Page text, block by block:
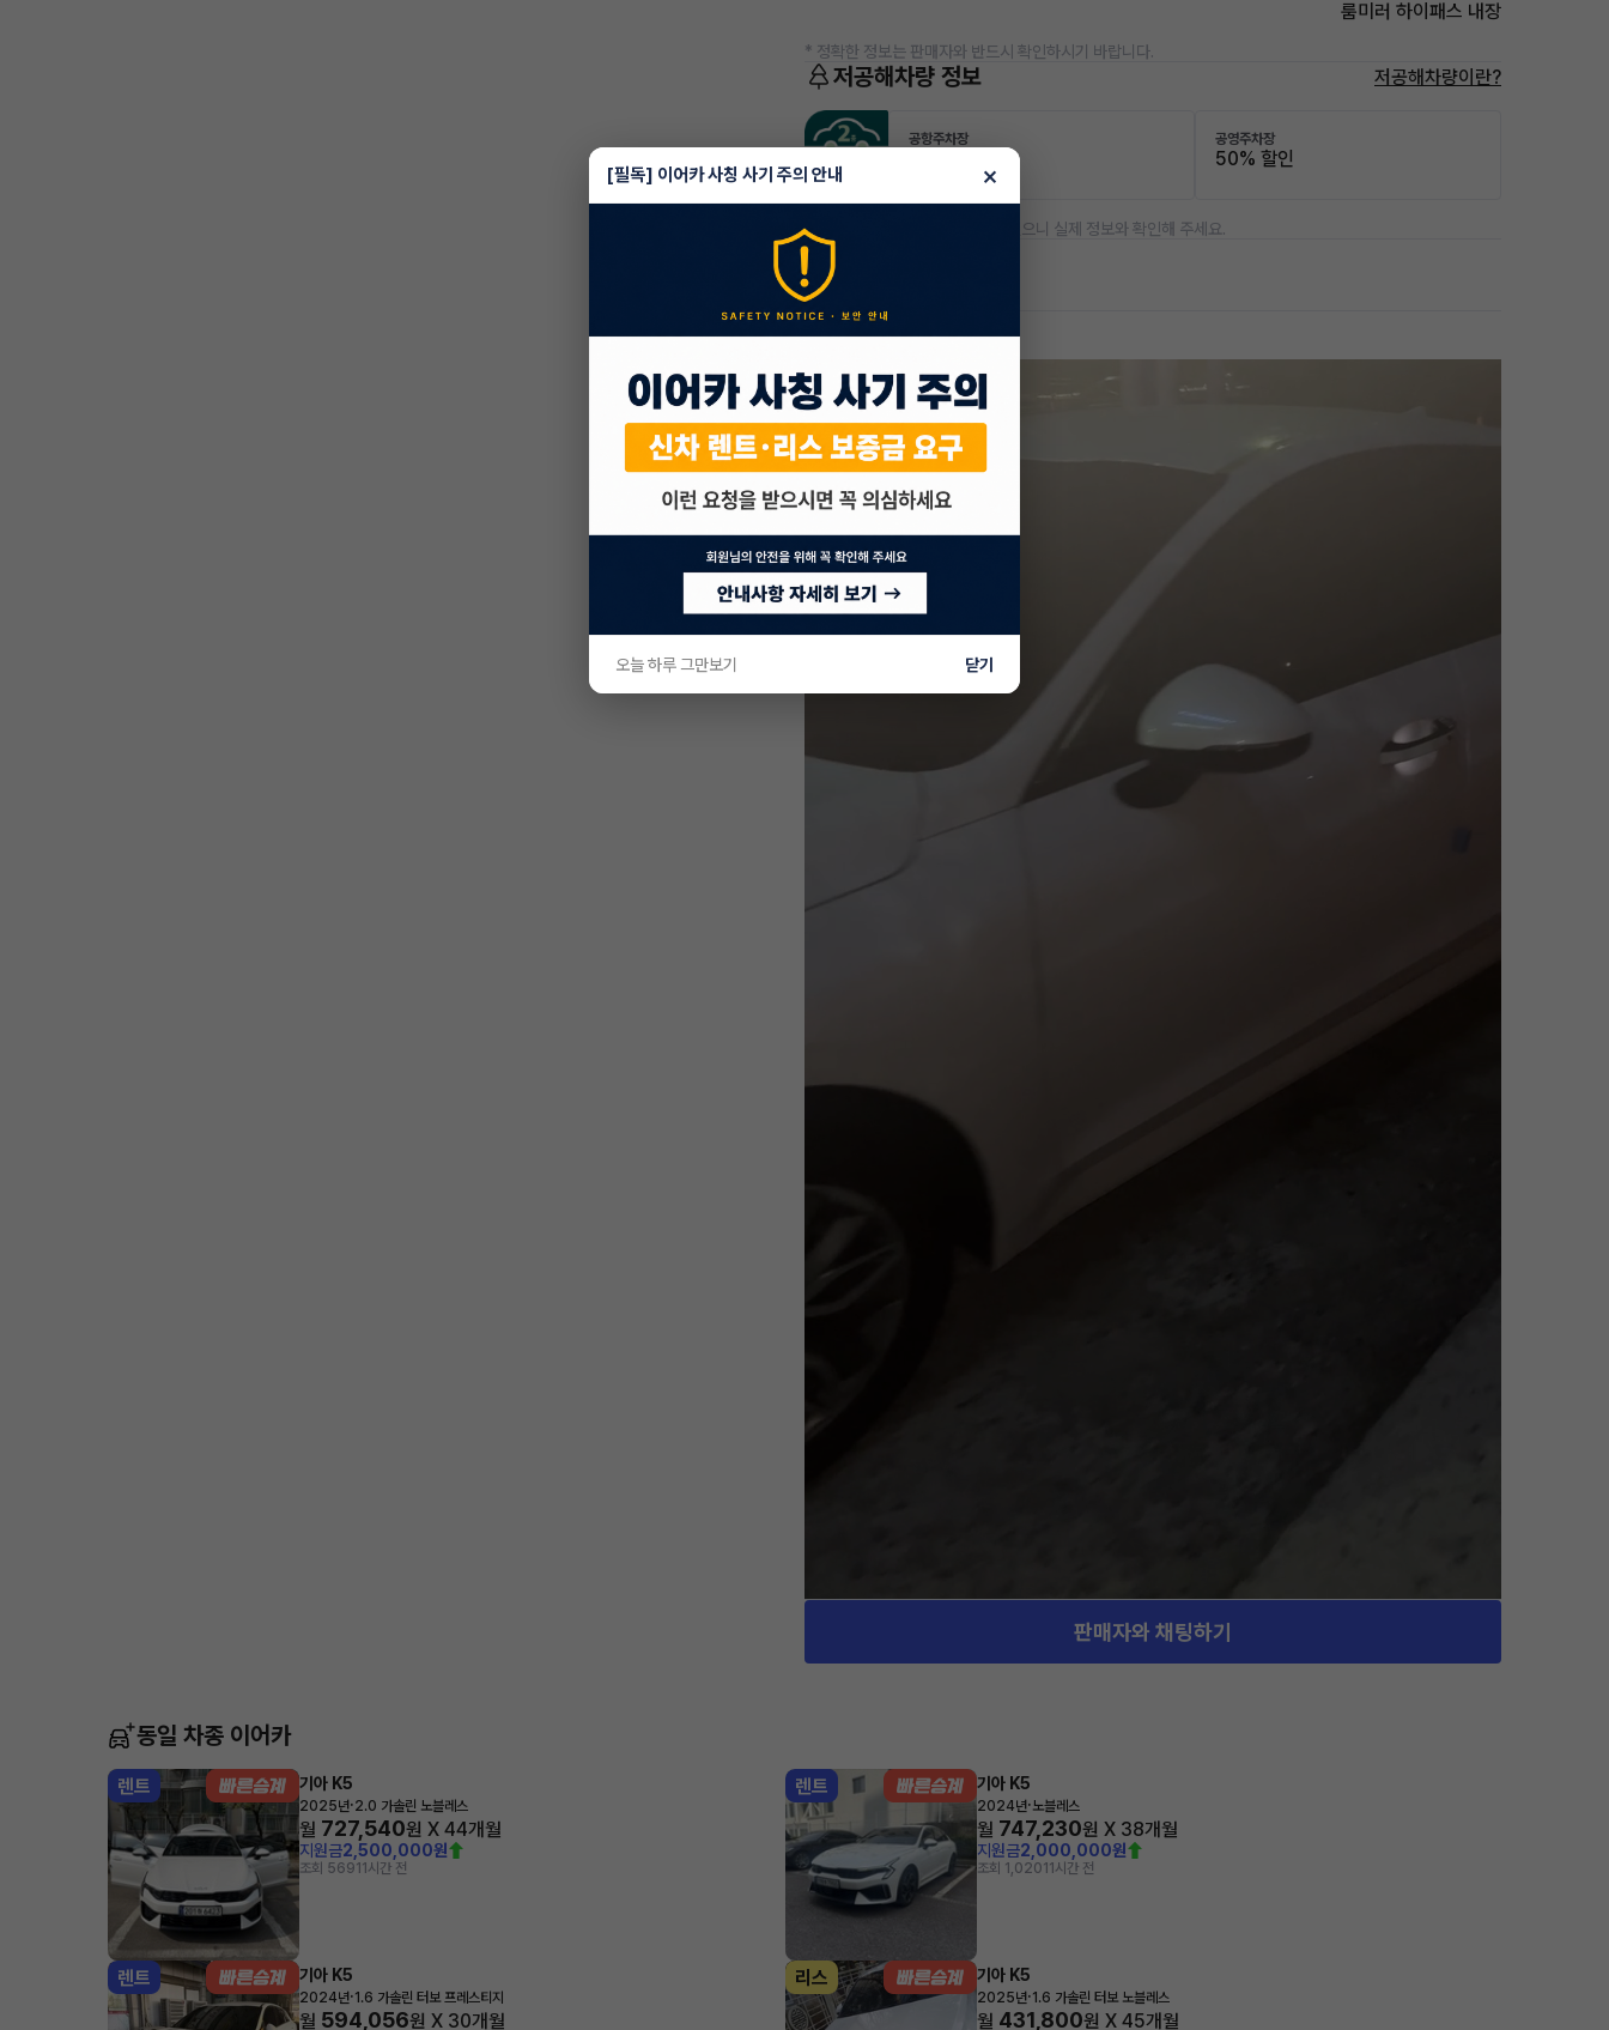
룸미러 하이패스 내장
* 정확한 정보는 판매자와 반드시 확인하시기 바랍니다.
저공해차량 정보 저공해차량이란?
공항주차장 공영주차장
50% 할인
* 본 정보는 지자체마다 다를 수 있으니 실제 정보와 확인해 주세요.
충남 당진시 대덕동
차량 영상
판매자와 채팅하기
동일 차종 이어카
렌트 기아 K5
2025년·2.0 가솔린 노블레스
월 727,540원 X 44개월
지원금2,500,000원
조회 56911시간 전
렌트 기아 K5
2024년·노블레스
월 747,230원 X 38개월
지원금2,000,000원
조회 1,02011시간 전
렌트 기아 K5
2024년·1.6 가솔린 터보 프레스티지
월 594,056원 X 30개월
리스 기아 K5
2025년·1.6 가솔린 터보 노블레스
월 431,800원 X 45개월
[필독] 이어카 사칭 사기 주의 안내 ×
오늘 하루 그만보기 닫기